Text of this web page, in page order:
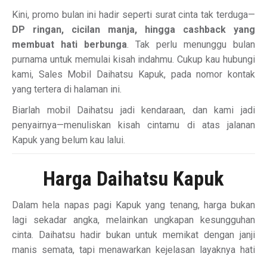
Kini, promo bulan ini hadir seperti surat cinta tak terduga—
DP ringan, cicilan manja, hingga cashback yang
membuat hati berbunga. Tak perlu menunggu bulan
purnama untuk memulai kisah indahmu. Cukup kau hubungi
kami, Sales Mobil Daihatsu Kapuk, pada nomor kontak
yang tertera di halaman ini.
Biarlah mobil Daihatsu jadi kendaraan, dan kami jadi
penyairnya—menuliskan kisah cintamu di atas jalanan
Kapuk yang belum kau lalui.
Harga Daihatsu Kapuk
Dalam hela napas pagi Kapuk yang tenang, harga bukan
lagi sekadar angka, melainkan ungkapan kesungguhan
cinta. Daihatsu hadir bukan untuk memikat dengan janji
manis semata, tapi menawarkan kejelasan layaknya hati